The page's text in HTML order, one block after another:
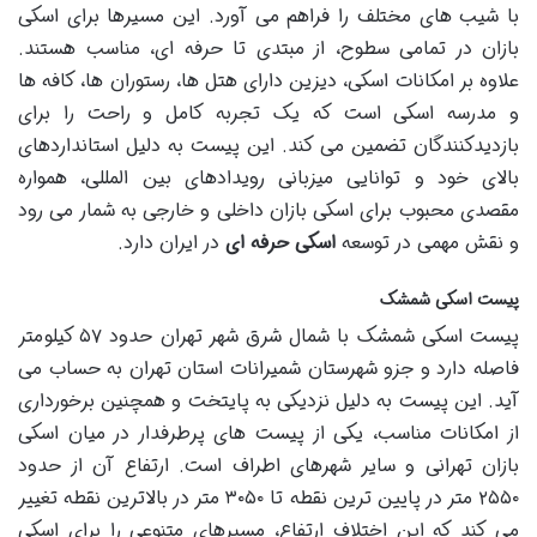
با شیب های مختلف را فراهم می آورد. این مسیرها برای اسکی
بازان در تمامی سطوح، از مبتدی تا حرفه ای، مناسب هستند.
علاوه بر امکانات اسکی، دیزین دارای هتل ها، رستوران ها، کافه ها
و مدرسه اسکی است که یک تجربه کامل و راحت را برای
بازدیدکنندگان تضمین می کند. این پیست به دلیل استانداردهای
بالای خود و توانایی میزبانی رویدادهای بین المللی، همواره
مقصدی محبوب برای اسکی بازان داخلی و خارجی به شمار می رود
و نقش مهمی در توسعه اسکی حرفه ای در ایران دارد.
پیست اسکی شمشک
پیست اسکی شمشک با شمال شرق شهر تهران حدود ۵۷ کیلومتر
فاصله دارد و جزو شهرستان شمیرانات استان تهران به حساب می
آید. این پیست به دلیل نزدیکی به پایتخت و همچنین برخورداری
از امکانات مناسب، یکی از پیست های پرطرفدار در میان اسکی
بازان تهرانی و سایر شهرهای اطراف است. ارتفاع آن از حدود
۲۵۵۰ متر در پایین ترین نقطه تا ۳۰۵۰ متر در بالاترین نقطه تغییر
می کند که این اختلاف ارتفاع، مسیرهای متنوعی را برای اسکی